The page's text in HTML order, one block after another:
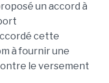
un accord à
cette
à fournir une
le versement